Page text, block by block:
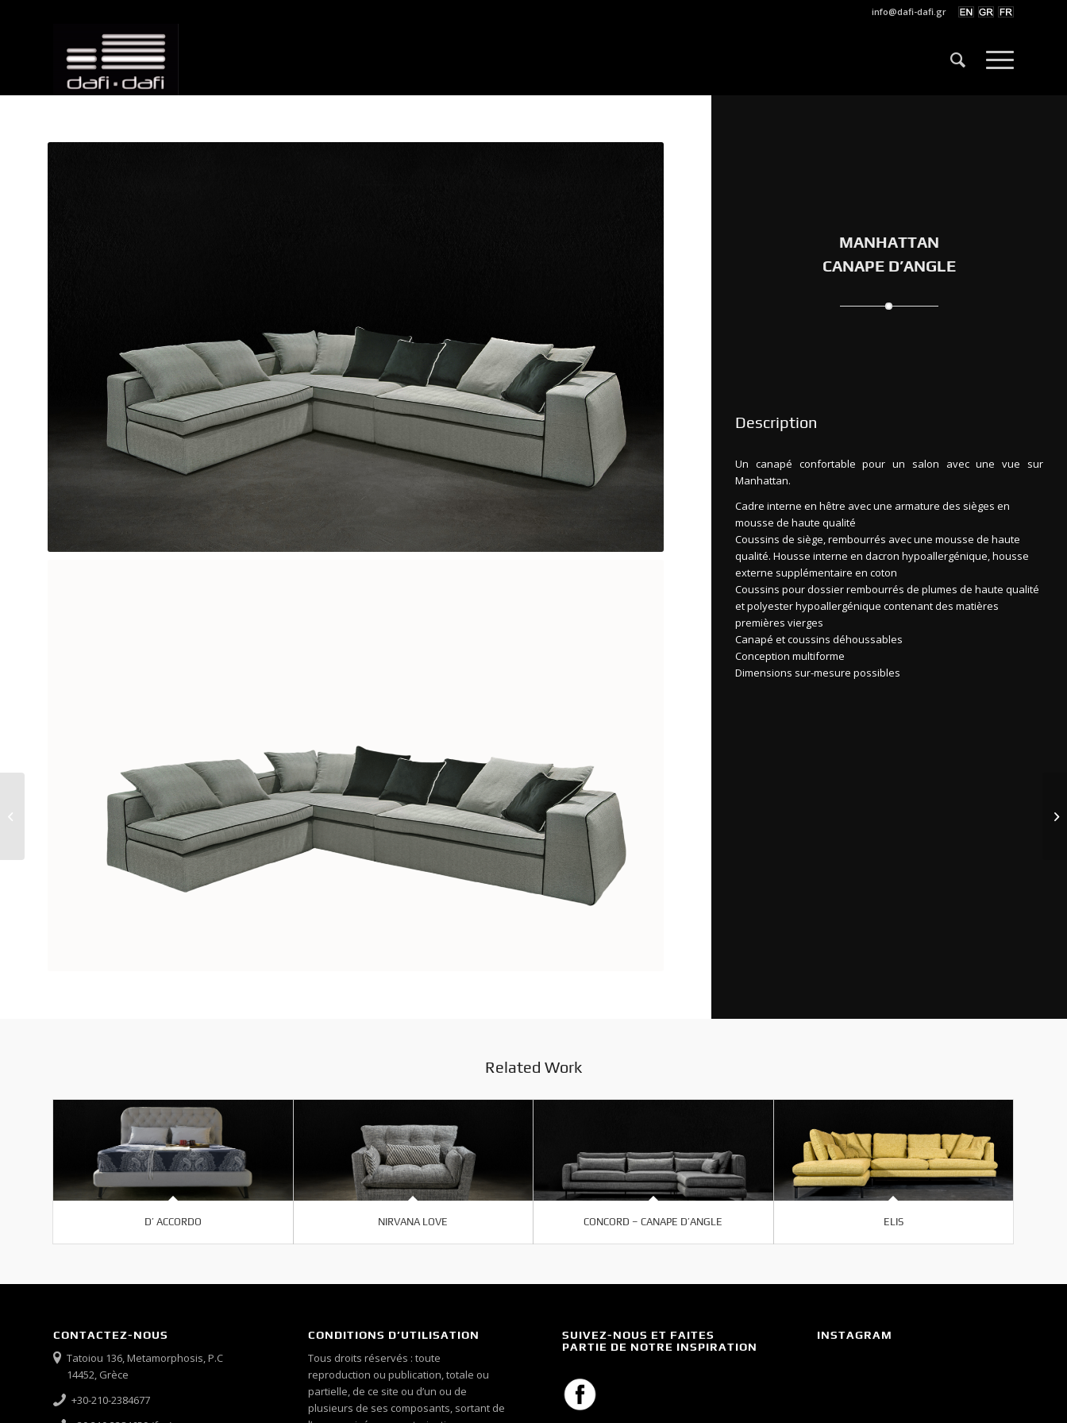
info@dafi-dafi.gr
MANHATTAN
CANAPE D’ANGLE
Description
Un canapé confortable pour un salon avec une vue sur
Manhattan.
Cadre interne en hêtre avec une armature des sièges en
mousse de haute qualité
Coussins de siège, rembourrés avec une mousse de haute
qualité. Housse interne en dacron hypoallergénique, housse
externe supplémentaire en coton
Coussins pour dossier rembourrés de plumes de haute qualité
et polyester hypoallergénique contenant des matières
premières vierges
Canapé et coussins déhoussables
Conception multiforme
Dimensions sur-mesure possibles
Related Work
D’ ACCORDO NIRVANA LOVE CONCORD – CANAPE D’ANGLE ELIS
CONTACTEZ-NOUS
Tatoiou 136, Metamorphosis, P.C
14452, Grèce
+30-210-2384677
CONDITIONS D’UTILISATION
Tous droits réservés : toute
reproduction ou publication, totale ou
partielle, de ce site ou d’un ou de
plusieurs de ses composants, sortant de
SUIVEZ-NOUS ET FAITES
PARTIE DE NOTRE INSPIRATION
INSTAGRAM
NATURA – CANAPE